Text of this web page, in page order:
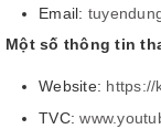
Email:
Một số thông tin
Website: https://
TVC: